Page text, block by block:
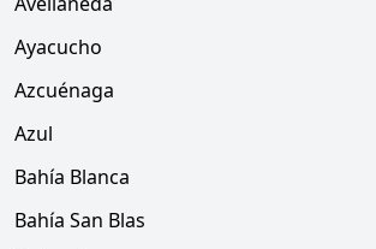
Ayacucho
Azcuénaga
Azul
Bahía Blanca
Bahía San Blas